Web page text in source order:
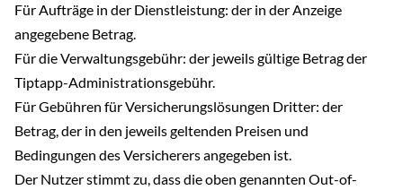
Für Aufträge in der Dienstleistung: der in der Anzeige
angegebene Betrag.
Für die Verwaltungsgebühr: der jeweils gültige Betrag der
Tiptapp-Administrationsgebühr.
Für Gebühren für Versicherungslösungen Dritter: der
Betrag, der in den jeweils geltenden Preisen und
Bedingungen des Versicherers angegeben ist.
Der Nutzer stimmt zu, dass die oben genannten Out-of-